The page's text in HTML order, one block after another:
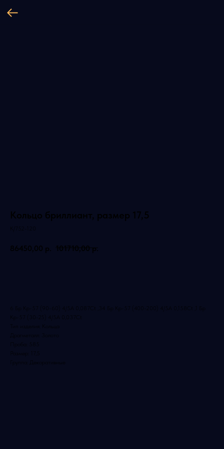
Кольцо бриллиант, размер 17,5
К/752-120
86450,00 р. 101710,00 р.
6 Бр Кр-57 (90-60) 4/5А 0,087Ct ,34 Бр Кр-57 (400-200) 4/5А 0,158Ct ,1 Бр
Кр-57 (30-25) 4/5А 0,037Ct
Тип изделия: Кольца
Драгметалл: Золото
Группа: Декоративные